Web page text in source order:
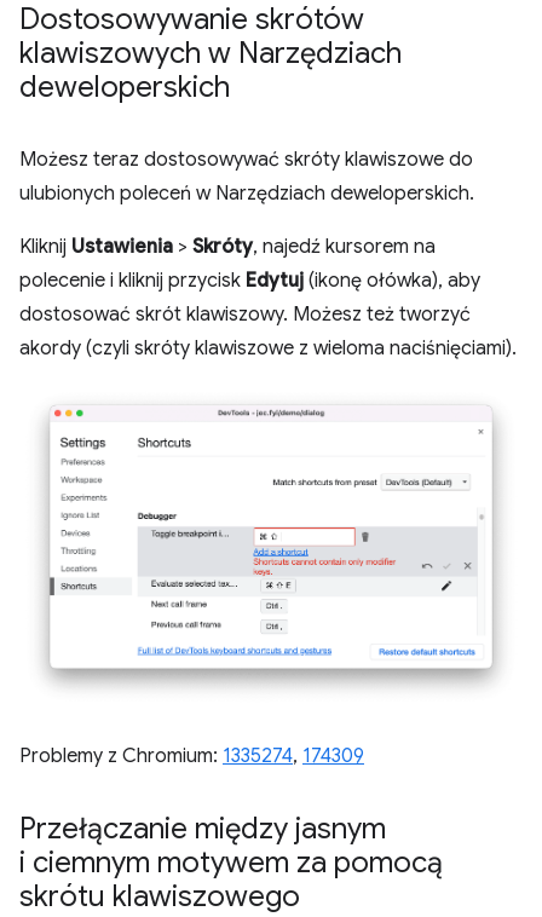
Dostosowywanie skrótów
klawiszowych w Narzędziach
deweloperskich
Możesz teraz dostosowywać skróty klawiszowe do
ulubionych poleceń w Narzędziach deweloperskich.
Kliknij Ustawienia > Skróty, najedź kursorem na
polecenie i kliknij przycisk Edytuj (ikonę ołówka), aby
dostosować skrót klawiszowy. Możesz też tworzyć
akordy (czyli skróty klawiszowe z wieloma naciśnięciami).
Problemy z Chromium: 1335274, 174309
Przełączanie między jasnym
i ciemnym motywem za pomocą
skrótu klawiszowego